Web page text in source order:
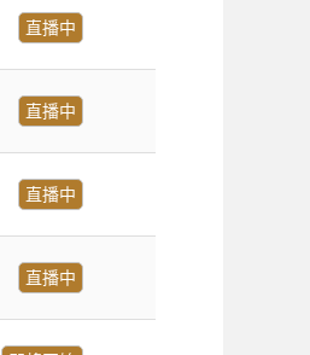
直播中
直播中
直播中
直播中